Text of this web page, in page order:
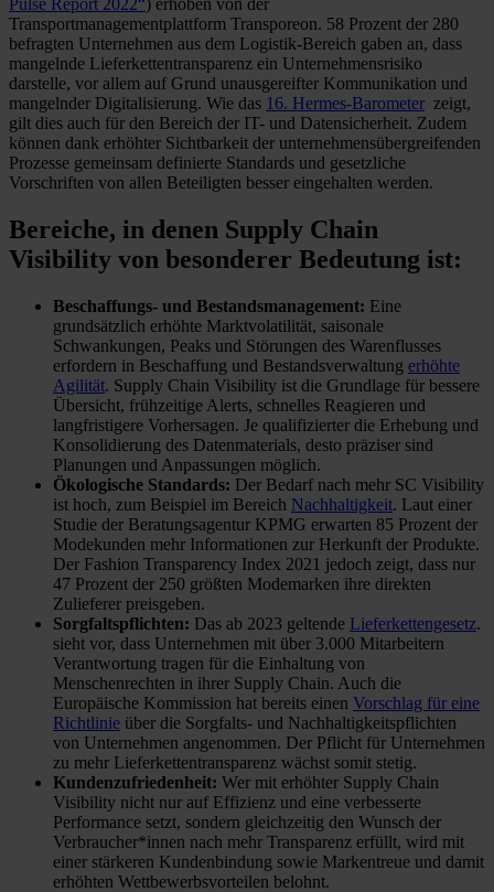
Pulse Report 2022“) erhoben von der
Transportmanagementplattform Transporeon. 58 Prozent der 280
befragten Unternehmen aus dem Logistik-Bereich gaben an, dass
mangelnde Lieferkettentransparenz ein Unternehmensrisiko
darstelle, vor allem auf Grund unausgereifter Kommunikation und
mangelnder Digitalisierung. Wie das 16. Hermes-Barometer zeigt,
gilt dies auch für den Bereich der IT- und Datensicherheit. Zudem
können dank erhöhter Sichtbarkeit der unternehmensübergreifenden
Prozesse gemeinsam definierte Standards und gesetzliche
Vorschriften von allen Beteiligten besser eingehalten werden.
Bereiche, in denen Supply Chain
Visibility von besonderer Bedeutung ist:
Beschaffungs- und Bestandsmanagement: Eine
grundsätzlich erhöhte Marktvolatilität, saisonale
Schwankungen, Peaks und Störungen des Warenflusses
erfordern in Beschaffung und Bestandsverwaltung erhöhte
Agilität. Supply Chain Visibility ist die Grundlage für bessere
Übersicht, frühzeitige Alerts, schnelles Reagieren und
langfristigere Vorhersagen. Je qualifizierter die Erhebung und
Konsolidierung des Datenmaterials, desto präziser sind
Planungen und Anpassungen möglich.
Ökologische Standards: Der Bedarf nach mehr SC Visibility
ist hoch, zum Beispiel im Bereich Nachhaltigkeit. Laut einer
Studie der Beratungsagentur KPMG erwarten 85 Prozent der
Modekunden mehr Informationen zur Herkunft der Produkte.
Der Fashion Transparency Index 2021 jedoch zeigt, dass nur
47 Prozent der 250 größten Modemarken ihre direkten
Zulieferer preisgeben.
Sorgfaltspflichten: Das ab 2023 geltende Lieferkettengesetz.
sieht vor, dass Unternehmen mit über 3.000 Mitarbeitern
Verantwortung tragen für die Einhaltung von
Menschenrechten in ihrer Supply Chain. Auch die
Europäische Kommission hat bereits einen Vorschlag für eine
Richtlinie über die Sorgfalts- und Nachhaltigkeitspflichten
von Unternehmen angenommen. Der Pflicht für Unternehmen
zu mehr Lieferkettentransparenz wächst somit stetig.
Kundenzufriedenheit: Wer mit erhöhter Supply Chain
Visibility nicht nur auf Effizienz und eine verbesserte
Performance setzt, sondern gleichzeitig den Wunsch der
Verbraucher*innen nach mehr Transparenz erfüllt, wird mit
einer stärkeren Kundenbindung sowie Markentreue und damit
erhöhten Wettbewerbsvorteilen belohnt.